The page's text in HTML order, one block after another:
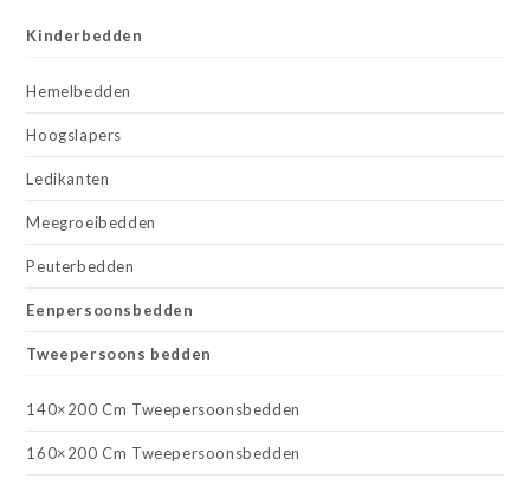
Kinderbedden
Hemelbedden
Hoogslapers
Ledikanten
Meegroeibedden
Peuterbedden
Eenpersoonsbedden
Tweepersoons bedden
140×200 Cm Tweepersoonsbedden
160×200 Cm Tweepersoonsbedden